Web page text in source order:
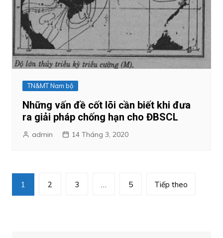
TN&MT Nam bộ
Những vấn đề cốt lõi cần biết khi đưa
ra giải pháp chống hạn cho ĐBSCL
admin 14 Tháng 3, 2020
Phân
trang
1 2 3 … 5 Tiếp theo